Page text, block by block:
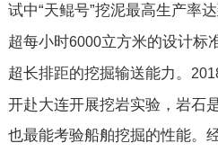
试中“天鲲号”挖泥最高生产率
超每小时6000立方米的设计标
超长排距的挖掘输送能力。
开赴大连开展挖岩实验，岩石
也最能考验船舶挖掘的性能。